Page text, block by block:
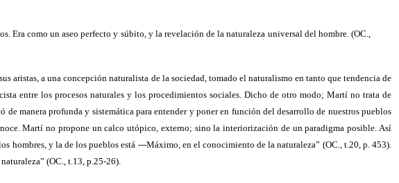
Era como un aseo perfecto y súbito, y la revelación de la naturaleza universal del hombre. (OC.,
aristas, a una concepción naturalista de la sociedad, tomado el naturalismo en tanto que tendencia de
entre los procesos naturales y los procedimientos sociales. Dicho de otro modo; Martí no trata de
manera profunda y sistemática para entender y poner en función del desarrollo de nuestros pueblos
Martí no propone un calco utópico, externo; sino la interiorización de un paradigma posible. Así
y la de los pueblos está ---Máximo, en el conocimiento de la naturaleza” (OC., t.20, p. 453).
(OC., t.13, p.25-26).